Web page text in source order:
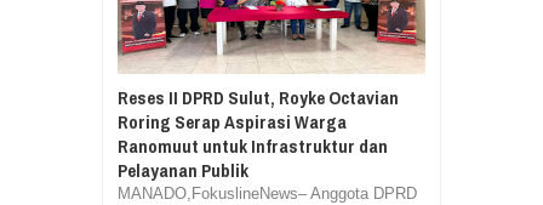
Reses II DPRD Sulut, Royke Octavian
Roring Serap Aspirasi Warga
Ranomuut untuk Infrastruktur dan
Pelayanan Publik
MANADO,FokuslineNews– Anggota DPRD